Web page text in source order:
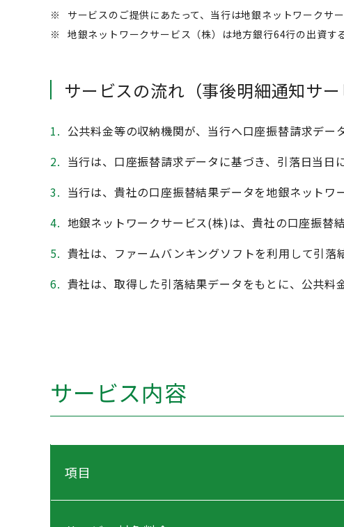
※
サービスのご提供にあたって、当行は地銀ネットワークサ
※
地銀ネットワークサービス（株）は地方銀行64行の出資す
サービスの流れ（事後明細通知サー
1. 公共料金等の収納機関が、当行へ口座振替請求デー
2. 当行は、口座振替請求データに基づき、引落日当日
3. 当行は、貴社の口座振替結果データを地銀ネットワ
4. 地銀ネットワークサービス(株)は、貴社の口座振替
5. 貴社は、ファームバンキングソフトを利用して引落
6. 貴社は、取得した引落結果データをもとに、公共料
サービス内容
項目